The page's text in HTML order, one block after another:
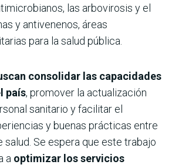
las arbovirosis y el
y antivenenos, áreas
para la salud pública.
consolidar las capacidades
país, promover la actualización
sanitario y facilitar el
y buenas prácticas entre
salud. Se espera que este trabajo
a optimizar los servicios